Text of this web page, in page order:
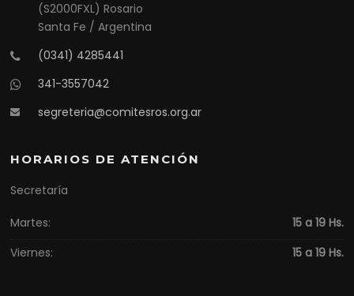
(S2000FXL) Rosario
Santa Fe / Argentina
(0341) 4285441
341-3557042
segreteria@comitesros.org.ar
HORARIOS DE ATENCIÓN
Secretaría
Martes:
15 a 19 Hs.
Viernes:
15 a 19 Hs.